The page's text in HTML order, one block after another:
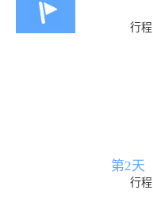
行程
第2天
行程